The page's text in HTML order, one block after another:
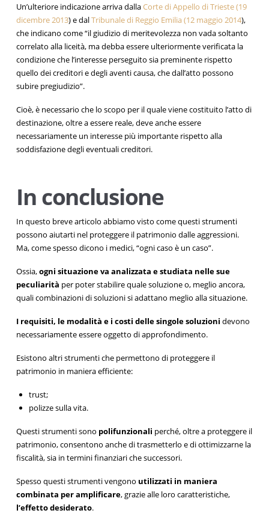
Un’ulteriore indicazione arriva dallaCorte di Appello di Trieste (19
dicembre 2013) e dalTribunale di Reggio Emilia (12 maggio 2014),
che indicano come “il giudizio di meritevolezza non vada soltanto
correlato alla liceità, ma debba essere ulteriormente verificata la
condizione che l’interesse perseguito sia preminente rispetto
quello dei creditori e degli aventi causa, che dall’atto possono
subire pregiudizio”.
Cioè, è necessario che lo scopo per il quale viene costituito l’atto di
destinazione, oltre a essere reale, deve anche essere
necessariamente un interesse più importante rispetto alla
soddisfazione degli eventuali creditori.
In conclusione
In questo breve articolo abbiamo visto come questi strumenti
possono aiutarti nel proteggere il patrimonio dalle aggressioni.
Ma, come spesso dicono i medici, “ogni caso è un caso”.
Ossia,ogni situazione va analizzata e studiata nelle sue
peculiarità per poter stabilire quale soluzione o, meglio ancora,
quali combinazioni di soluzioni si adattano meglio alla situazione.
I requisiti, le modalità e i costi delle singole soluzioni devono
necessariamente essere oggetto di approfondimento.
Esistono altri strumenti che permettono di proteggere il
patrimonio in maniera efficiente:
trust;
polizze sulla vita.
Questi strumenti sono polifunzionali perché, oltre a proteggere il
patrimonio, consentono anche di trasmetterlo e di ottimizzarne la
fiscalità, sia in termini finanziari che successori.
Spesso questi strumenti vengono utilizzati in maniera
combinata per amplificare, grazie alle loro caratteristiche,
l’effetto desiderato.